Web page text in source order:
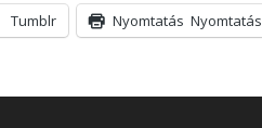
Tumblr Nyomtatás Nyomtatás